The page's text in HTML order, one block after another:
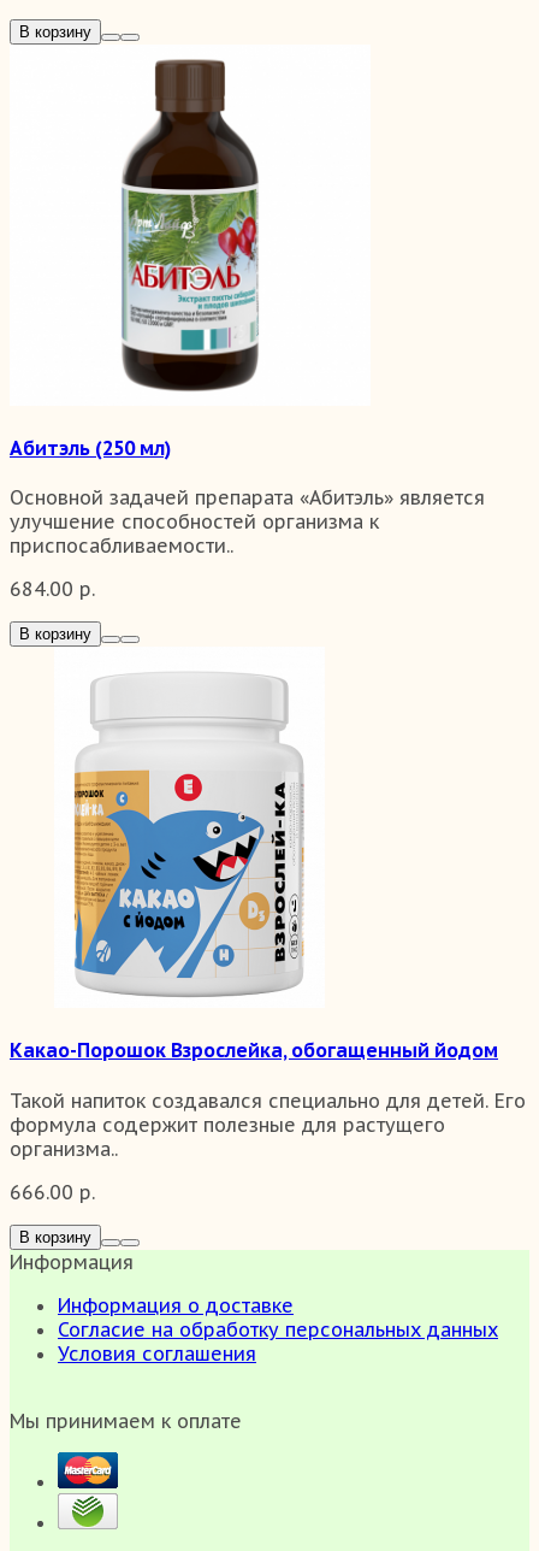
В корзину
Абитэль (250 мл)
Основной задачей препарата «Абитэль» является
улучшение способностей организма к
приспосабливаемости..
684.00 р.
В корзину
Какао-Порошок Взрослейка, обогащенный йодом
Такой напиток создавался специально для детей. Его
формула содержит полезные для растущего
организма..
666.00 р.
В корзину
Информация
Информация о доставке
Согласие на обработку персональных данных
Условия соглашения
Мы принимаем к оплате